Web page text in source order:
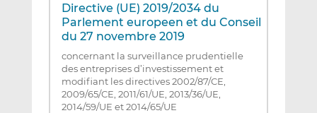
Directive (UE) 2019/2034 du
Parlement europeen et du Conseil
du 27 novembre 2019
concernant la surveillance prudentielle
des entreprises d’investissement et
modifiant les directives 2002/87/CE,
2009/65/CE, 2011/61/UE, 2013/36/UE,
2014/59/UE et 2014/65/UE